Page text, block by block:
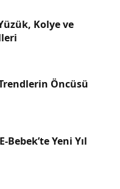
Kolye ve
Öncüsü
Bebek’te Yeni Yıl